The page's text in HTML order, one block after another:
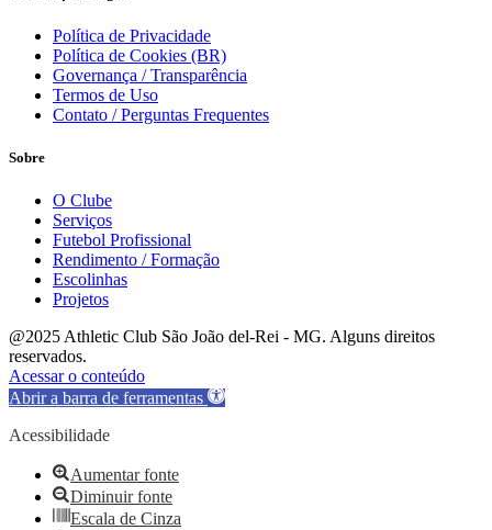
Política de Privacidade
Política de Cookies (BR)
Governança / Transparência
Termos de Uso
Contato / Perguntas Frequentes
Sobre
O Clube
Serviços
Futebol Profissional
Rendimento / Formação
Escolinhas
Projetos
@2025 Athletic Club São João del-Rei - MG. Alguns direitos
reservados.
Acessar o conteúdo
Abrir a barra de ferramentas
Acessibilidade
Aumentar fonte
Diminuir fonte
Escala de Cinza